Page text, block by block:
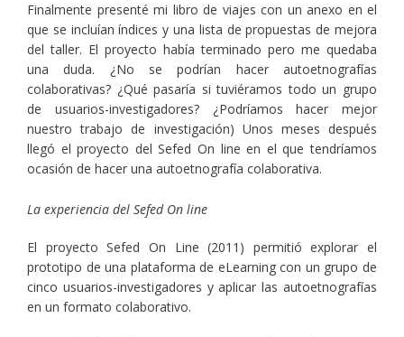
Finalmente presenté mi libro de viajes con un anexo en el
que se incluían índices y una lista de propuestas de mejora
del taller. El proyecto había terminado pero me quedaba
una duda. ¿No se podrían hacer autoetnografías
colaborativas? ¿Qué pasaría si tuviéramos todo un grupo
de usuarios-investigadores? ¿Podríamos hacer mejor
nuestro trabajo de investigación) Unos meses después
llegó el proyecto del Sefed On line en el que tendríamos
ocasión de hacer una autoetnografía colaborativa.
La experiencia del Sefed On line
El proyecto Sefed On Line (2011) permitió explorar el
prototipo de una plataforma de eLearning con un grupo de
cinco usuarios-investigadores y aplicar las autoetnografías
en un formato colaborativo.